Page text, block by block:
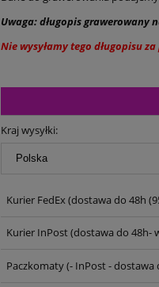
Uwaga: długopis grawerowany
Nie wysyłamy tego długopisu
Kraj wysyłki:
Kurier FedEx(dostawa do 48h
Kurier InPost(dostawa do 48h-
Paczkomaty(- InPost - dostawa